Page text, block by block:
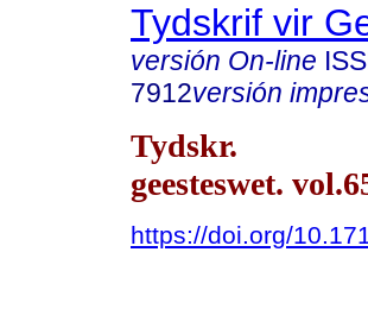
Tydskrif vir
versión On-line
7912versión
Tydskr.
geesteswet.
https://doi.org/